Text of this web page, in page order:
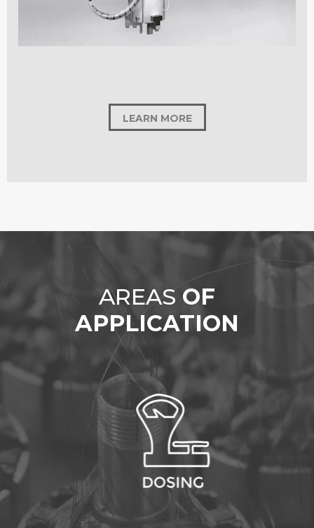
LEARN MORE
AREAS OF
APPLICATION